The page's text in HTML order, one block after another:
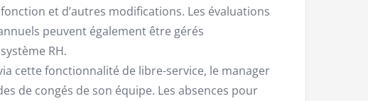
et d’autres modifications. Les évaluations
peuvent également être gérés
RH.
cette fonctionnalité de libre-service, le manager
de congés de son équipe. Les absences pour